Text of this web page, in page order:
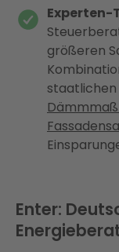
Experten-
größeren
Enter: